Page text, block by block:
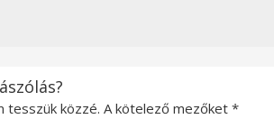
tesszük közzé. A kötelező mezőket *